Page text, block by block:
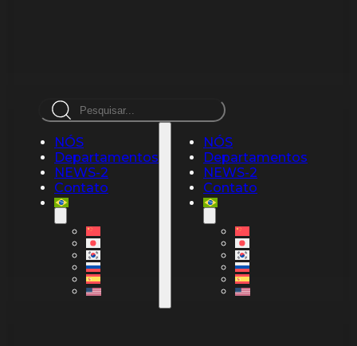
Pesquisar
NÓS
Departamentos
NEWS-2
Contato
NÓS
Departamentos
NEWS-2
Contato